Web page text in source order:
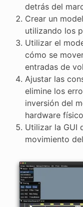
detrás del
Crear un
utilizando los
Utilizar el
cómo se
entradas de
Ajustar las
elimine los
inversión del
hardware
Utilizar la GUI
movimiento